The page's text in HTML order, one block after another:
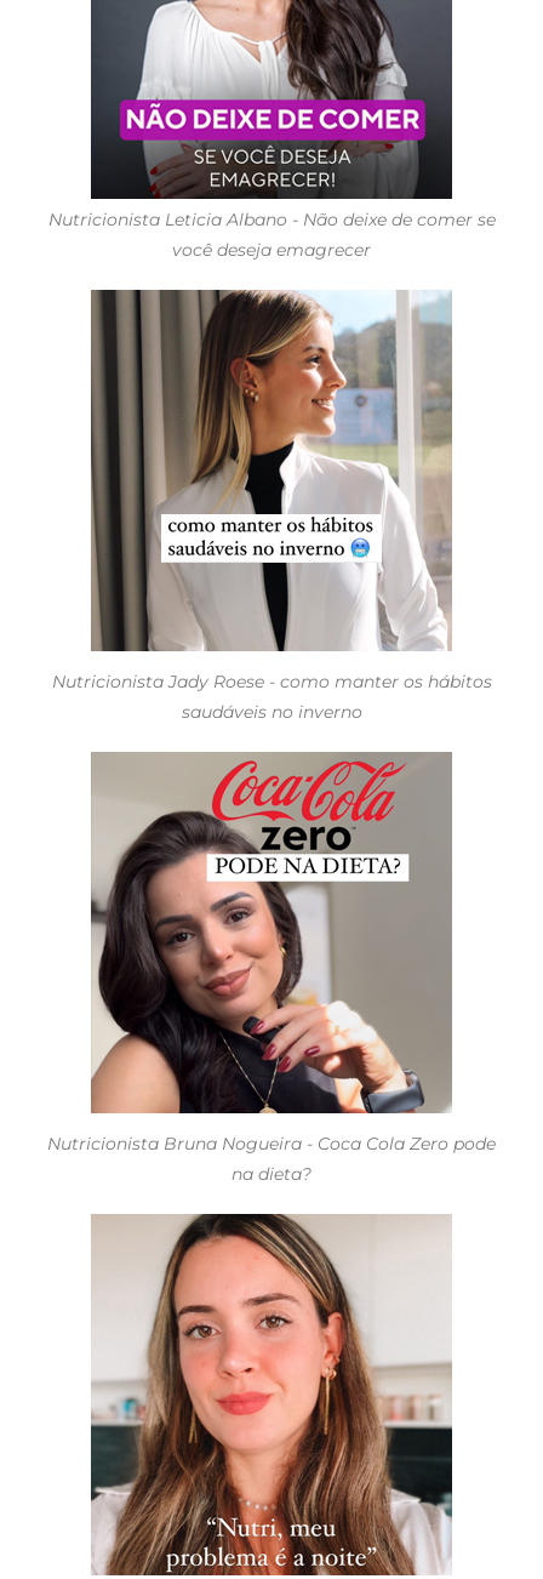
Nutricionista Leticia Albano - Não deixe de comer se
você deseja emagrecer
Nutricionista Jady Roese - como manter os hábitos
saudáveis no inverno
Nutricionista Bruna Nogueira - Coca Cola Zero pode
na dieta?